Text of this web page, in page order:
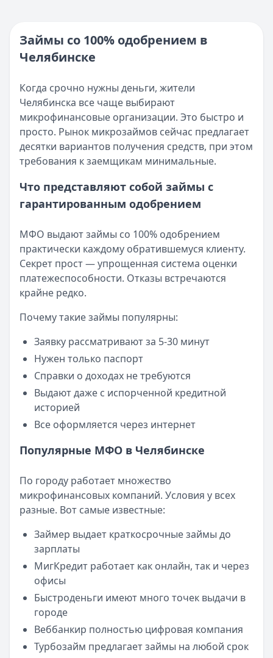
Категория:МФО и микрозаймы
Читать статью
Возврат переплаты в «Займере»: актуальная
Кратко:Разбираем, как вернуть переплату или
Категория:МФО
Читать новость
Срочный микрозайм 15 000 ₽ на карту: свежая
Кратко:Нужны 15 000 рублей на карту прямо сегодня?
Опубликовано:5 декабря 2025 г.
Категория:МФО
Рекордный рост доли клиентов МФО с iPhone: что
Кратко:В III квартале 2025 года владельцы iPhone
Категория:МФО
Читать новость
57 сервисов микрозаймов через Госуслуги: где
Кратко:Авторизация через Госуслуги ускоряет
Опубликовано:23 ноября 2025 г.
Читать новость
Смс о «одобренном займе» от Bigmani Ru: как
Пришло СМС об одобрении займа от Bigmani
Опубликовано:23 ноября 2025 г.
Категория:МФО
Читать новость
Все новости
Займы со 100% одобрением в
Челябинске
Когда срочно нужны деньги, жители
Челябинска все чаще выбирают
микрофинансовые организации. Это быстро и
просто. Рынок микрозаймов сейчас предлагает
десятки вариантов получения средств, при этом
требования к заемщикам минимальные.
Что представляют собой займы с
гарантированным одобрением
МФО выдают займы со 100% одобрением
практически каждому обратившемуся клиенту.
Секрет прост — упрощенная система оценки
платежеспособности. Отказы встречаются
крайне редко.
Почему такие займы популярны:
Заявку рассматривают за 5-30 минут
Нужен только паспорт
Справки о доходах не требуются
Выдают даже с испорченной кредитной
историей
Все оформляется через интернет
Популярные МФО в Челябинске
По городу работает множество
микрофинансовых компаний. Условия у всех
разные. Вот самые известные:
Займер выдает краткосрочные займы до
зарплаты
МигКредит работает как онлайн, так и через
офисы
Быстроденьги имеют много точек выдачи в
городе
Веббанкир полностью цифровая компания
Турбозайм предлагает займы на любой срок